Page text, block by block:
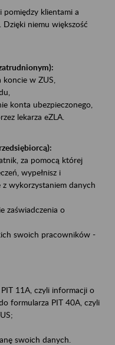
pomiędzy klientami a
Dzięki niemu większość
w ZUS,
konta ubezpieczonego,
lekarza eZLA.
za pomocą której
wypełnisz i
wykorzystaniem danych
zaświadczenia o
swoich pracowników -
11A, czyli informacji o
formularza PIT 40A, czyli
swoich danych.